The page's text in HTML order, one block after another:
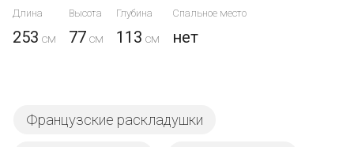
Длина Высота Глубина Спальное место
253 77 113 нет
Французские раскладушки